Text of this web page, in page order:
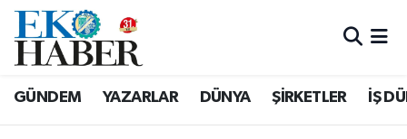
GÜNDEM YAZARLAR DÜNYA ŞİRKETLER İŞ
Hava Durumu